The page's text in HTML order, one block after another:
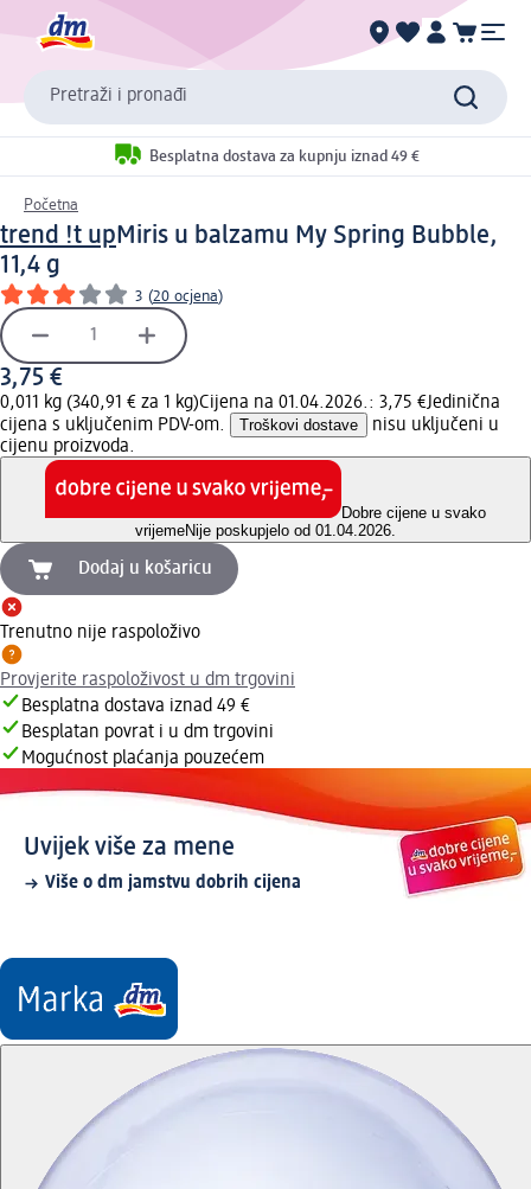
Pretraži i pronađi
Besplatna dostava za kupnju iznad 49 €
Početna
trend !t upMiris u balzamu My Spring Bubble,
11,4 g
3 (20 ocjena)
3,75 €
0,011 kg (340,91 € za 1 kg)Cijena na 01.04.2026.: 3,75 €Jedinična
cijena s uključenim PDV-om.
Troškovi dostave
nisu uključeni u
cijenu proizvoda.
Dobre cijene u svako
vrijemeNije poskupjelo od 01.04.2026.
Dodaj u košaricu
Trenutno nije raspoloživo
Provjerite raspoloživost u dm trgovini
Besplatna dostava iznad 49 €
Besplatan povrat i u dm trgovini
Mogućnost plaćanja pouzećem
Uvijek više za mene
Više o dm jamstvu dobrih cijena